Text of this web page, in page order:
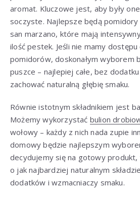
aromat. Kluczowe jest, aby były
soczyste. Najlepsze będą pomidory
san marzano, które mają
ilość pestek. Jeśli nie mamy dostępu
pomidorów, doskonałym wyborem
puszce – najlepiej całe, bez
zachować naturalną głębię smaku.
Równie istotnym składnikiem jest
Możemy wykorzystać bulion
wołowy – każdy z nich nada zupie
domowy będzie najlepszym
decydujemy się na gotowy
o jak najbardziej naturalnym
dodatków i wzmacniaczy smaku.